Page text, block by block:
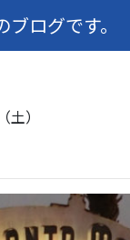
ログです。
）